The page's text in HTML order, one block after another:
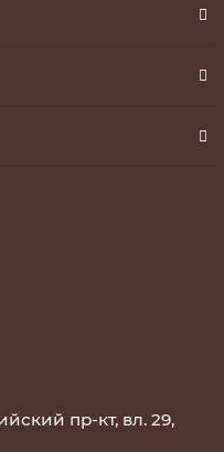
пр-кт, вл. 29,